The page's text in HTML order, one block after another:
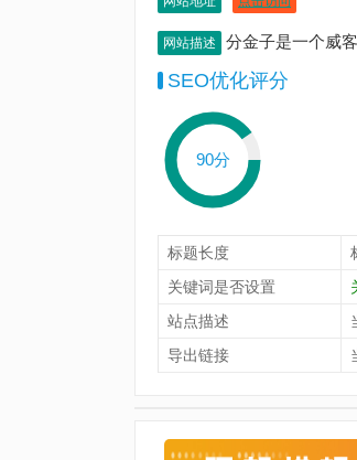
网站描述 分金子是一个威
SEO优化评分
90分
标题长度
关键词是否设置
站点描述
导出链接